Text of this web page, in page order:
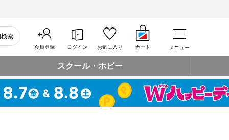
索
会員登録 ログイン お気に入り カート メニュー
スクール・ホビー